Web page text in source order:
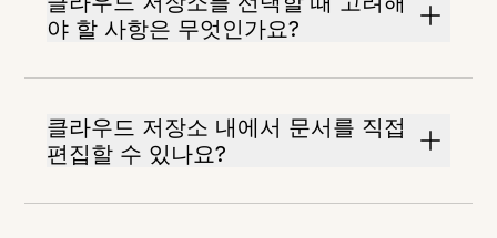
야 할 사항은 무엇인가요?
클라우드 저장소 내에서 문서를 직접
편집할 수 있나요?